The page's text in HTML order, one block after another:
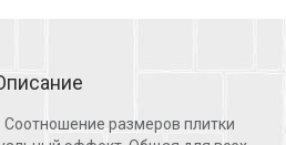
Соотношение размеров плитки